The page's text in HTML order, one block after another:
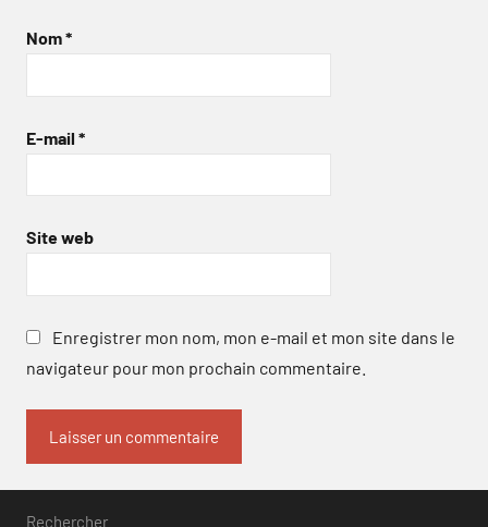
Nom*
E-mail *
Site web
Enregistrer mon nom, mon e-mail et mon site dans le
navigateur pour mon prochain commentaire.
Rechercher